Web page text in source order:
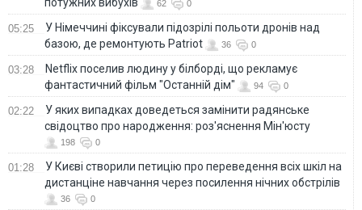
62 0
05:25
У Німеччині фіксували підозрілі польоти дронів над
базою, де ремонтують Patriot
36 0
03:28
Netflix поселив людину у білборді, що рекламує
фантастичний фільм "Останній дім"
94 0
02:22
У яких випадках доведеться замінити радянське
свідоцтво про народження: роз'яснення Мін'юсту
198 0
01:28
У Києві створили петицію про переведення всіх шкіл на
дистанціне навчання через посилення нічних обстрілів
36 0